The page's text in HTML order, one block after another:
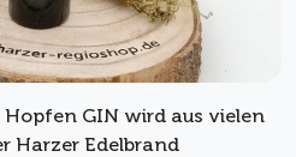
GIN wird aus vielen
Harzer Edelbrand